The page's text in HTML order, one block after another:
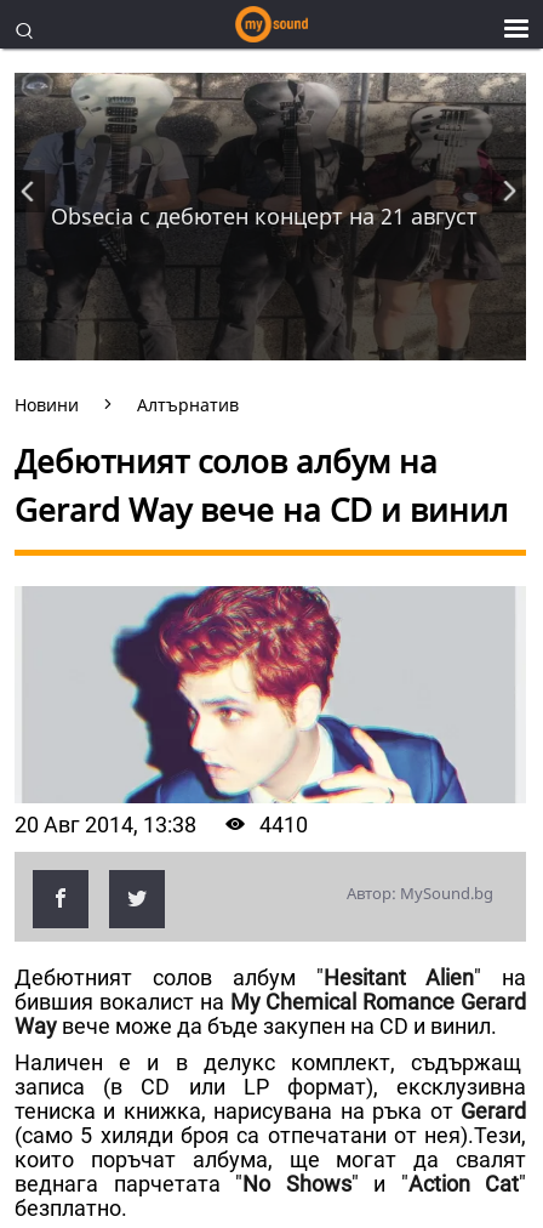
Obsecia с дебютен концерт на 21 август
Новини Алтърнатив
Дебютният солов албум на
Gerard Way вече на CD и винил
20 Авг 2014, 13:38 4410
Автор: MySound.bg
Дебютният солов албум "Hesitant Alien" на
бившия вокалист на My Chemical Romance Gerard
Way вече може да бъде закупен на CD и винил.
Наличен е и в делукс комплект, съдържащ
записа (в CD или LP формат), ексклузивна
тениска и книжка, нарисувана на ръка от Gerard
(само 5 хиляди броя са отпечатани от нея).Тези,
които поръчат албума, ще могат да свалят
веднага парчетата "No Shows" и "Action Cat"
безплатно.